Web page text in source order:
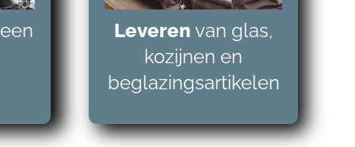
Leveren van glas,
kozijnen en
beglazingsartikelen